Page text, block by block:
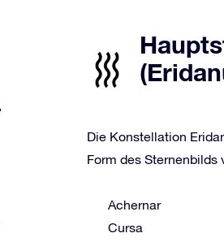
Die Konstellation
Form des
Achernar
Cursa